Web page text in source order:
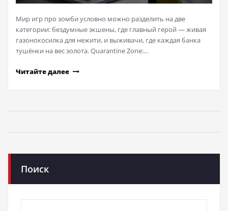
Мир игр про зомби условно можно разделить на две
категории: бездумные экшены, где главный герой — живая
газонокосилка для нежити, и выживачи, где каждая банка
тушёнки на вес золота. Quarantine Zone:…
Читайте далее
Поиск